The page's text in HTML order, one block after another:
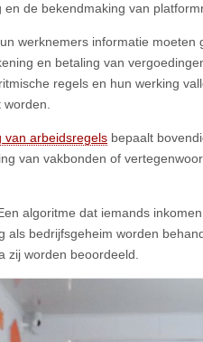
de bekendmaking van
werknemers informatie moeten
en betaling van
regels en hun werking
van arbeidsregels bepaalt
van vakbonden of
algoritme dat iemands
als bedrijfsgeheim worden
zij worden beoordeeld.